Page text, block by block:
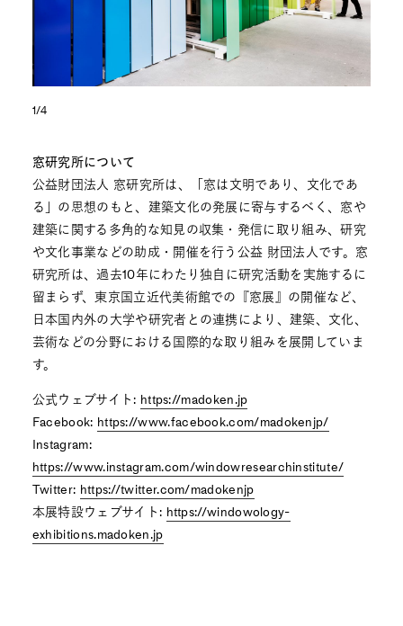
1/4
窓研究所について
公益財団法人 窓研究所は、「窓は文明であり、文化であ
る」の思想のもと、建築文化の発展に寄与するべく、窓や
建築に関する多角的な知見の収集・発信に取り組み、研究
や文化事業などの助成・開催を行う公益 財団法人です。窓
研究所は、過去10年にわたり独自に研究活動を実施するに
留まらず、東京国立近代美術館での『窓展』の開催など、
日本国内外の大学や研究者との連携により、建築、文化、
芸術などの分野における国際的な取り組みを展開していま
す。
公式ウェブサイト: https://madoken.jp
Facebook: https://www.facebook.com/madokenjp/
Instagram:
https://www.instagram.com/windowresearchinstitute/
Twitter: https://twitter.com/madokenjp
本展特設ウェブサイト: https://windowology-
exhibitions.madoken.jp